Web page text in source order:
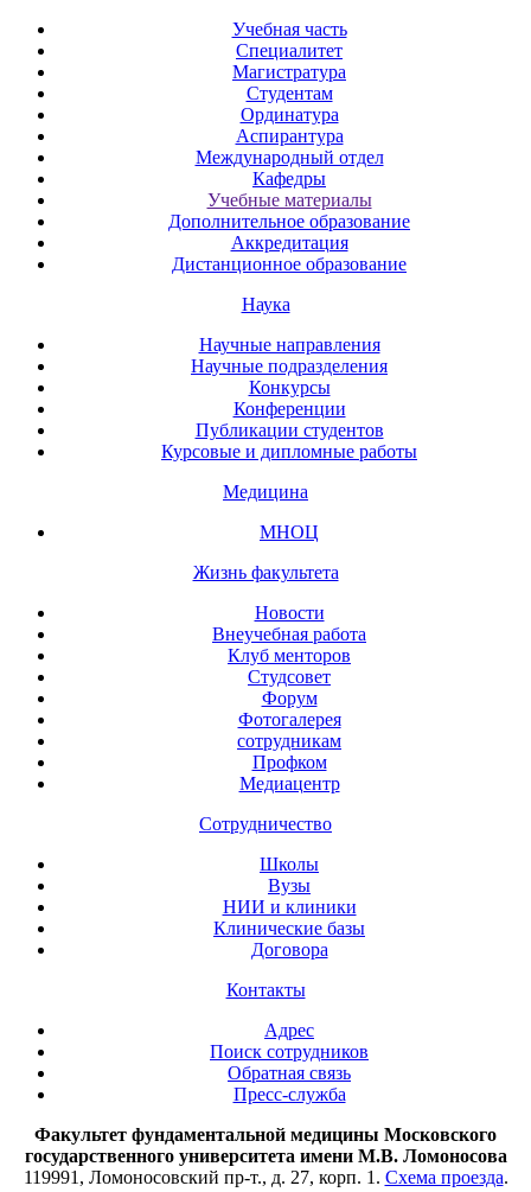
Учебная часть
Специалитет
Магистратура
Студентам
Ординатура
Аспирантура
Международный отдел
Кафедры
Учебные материалы
Дополнительное образование
Аккредитация
Дистанционное образование
Наука
Научные направления
Научные подразделения
Конкурсы
Конференции
Публикации студентов
Курсовые и дипломные работы
Медицина
МНОЦ
Жизнь факультета
Новости
Внеучебная работа
Клуб менторов
Студсовет
Форум
Фотогалерея
сотрудникам
Профком
Медиацентр
Сотрудничество
Школы
Вузы
НИИ и клиники
Клинические базы
Договора
Контакты
Адрес
Поиск сотрудников
Обратная связь
Пресс-служба
Факультет фундаментальной медицины Московского
государственного университета имени М.В. Ломоносова
119991, Ломоносовский пр-т., д. 27, корп. 1. Схема проезда.